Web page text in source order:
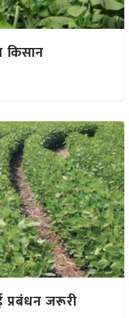
किसान
प्रबंधन जरूरी